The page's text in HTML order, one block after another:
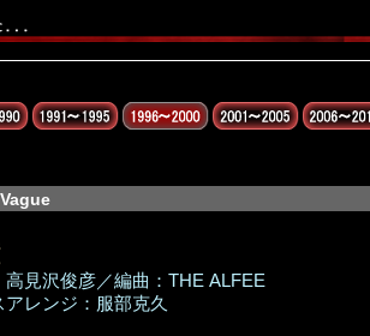
見沢俊彦／編曲：THE ALFEE
アレンジ：服部克久